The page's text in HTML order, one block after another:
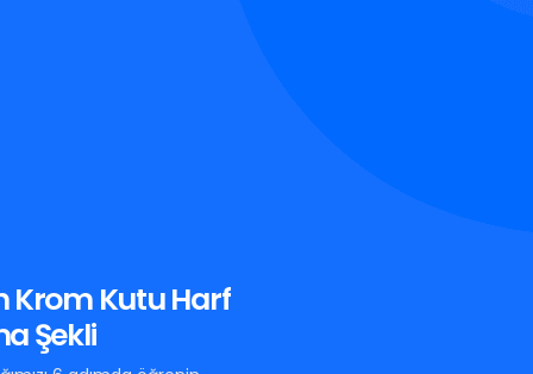
Krom Kutu Harf
Şekli